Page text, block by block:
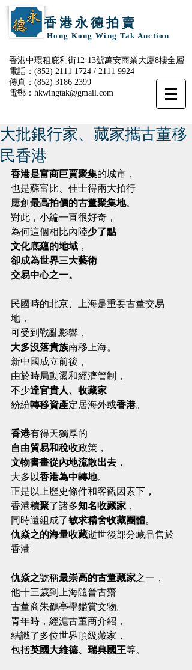
香 港 永 德 拍 賣
Hong Kong Wing Tak Auction
香港中環租庇利街12-13號萬安商業大廈8樓全層
電話：(852) 2111 1724 / 2111 9924
傳真：(852) 3186 2399
電郵： hkwingtak@gmail.com
大批銀行家、藏家攜古董移
民香港
香港是富商巨賈聚集的城市，
也是蘇富比、佳士得兩大拍行
屢創最高拍價的古董聚集地。
對此，小編一直很好奇，
為何這個相比內陸少了點
文化底蘊的地域 ，
卻成為世界三大藝術
交易中心之一。
民國時的北京、上海是重要古董交易
地，
可受到戰亂影響，
大多沒落貴族南移上海。
新中國成立前後，
由於時局動盪和經濟管制，
不少達官貴人、收藏家
紛紛轉移資產定居海外或香港。
香港有得天獨厚的
自由貿易和稅收政策，
文物書畫從內地流散出去 ，
大多以香港為中轉地。
正是以上歷史條件和客觀因素下，
香港積聚了諸多知名收藏家 ，
同時還組成了敏求精舍收藏團體。
仇焱之的海量收藏逝世後部分藏品售於
香港
仇焱之號稱最崇高的古董藏家之一，
他十三歲到上海隨晉古齋
古董商朱鶴亭學鑑賞文物。
青年時，經滬古董商介紹，
結識了多位世界頂級藏家，
包括英國大維德、瑞典國王等。